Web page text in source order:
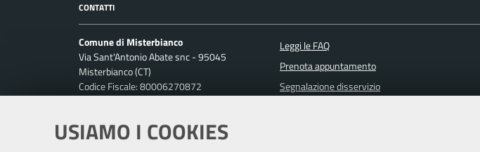
USIAMO I COOKIES
CONTATTI
Comune di Misterbianco
Via Sant'Antonio Abate snc - 95045
Misterbianco (CT)
Codice Fiscale: 80006270872
Ufficio Relazioni con il Pubblico
Leggi le FAQ
Prenota appuntamento
Segnalazione disservizio